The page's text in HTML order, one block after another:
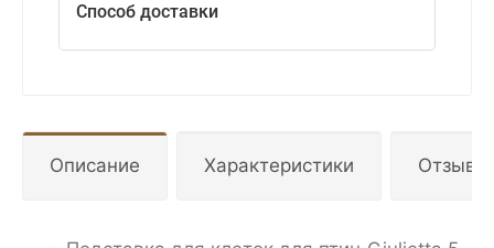
Способ доставки
Описание Характеристики Отзывы